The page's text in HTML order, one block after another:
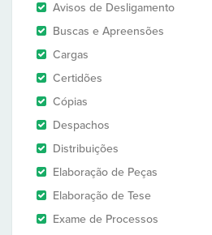
Avisos de Desligamento
Buscas e Apreensões
Cargas
Certidões
Cópias
Despachos
Distribuições
Elaboração de Peças
Elaboração de Tese
Exame de Processos